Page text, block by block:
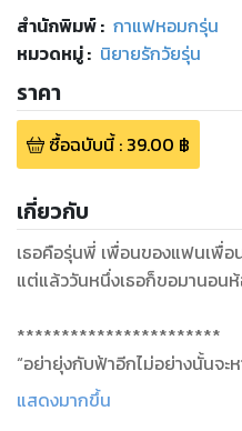
สำนักพิมพ์: กาแฟหอมกรุ่น
หมวดหมู่: นิยายรักวัยรุ่น
ราคา
ซื้อฉบับนี้: 39.00 ฿
เกี่ยวกับ
เธอคือรุ่นพี่ เพื่อนของแฟนเพื่อ
แต่แล้ววันหนึ่งเธอก็ขอมานอน
***********************
“อย่ายุ่งกับฟ้าอีกไม่อย่างนั้นจะ
แล้วต่างคนต่างอยู่”
แสดงมากขึ้น